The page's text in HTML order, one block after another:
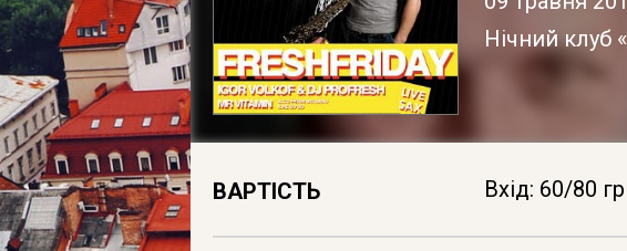
Нічний клуб
ВАРТІСТЬ Вхід: 60/80